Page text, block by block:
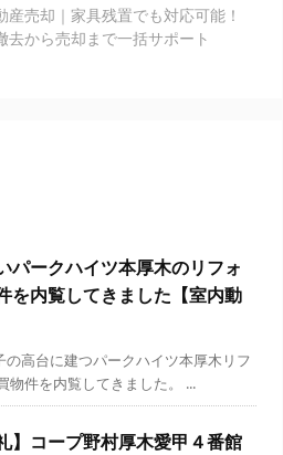
産売却｜家具残置でも対応可能！
去から売却まで一括サポート
パークハイツ本厚木のリフォ
を内覧してきました【室内動
の高台に建つパークハイツ本厚木リフ
物件を内覧してきました。 ...
】コープ野村厚木愛甲４番館